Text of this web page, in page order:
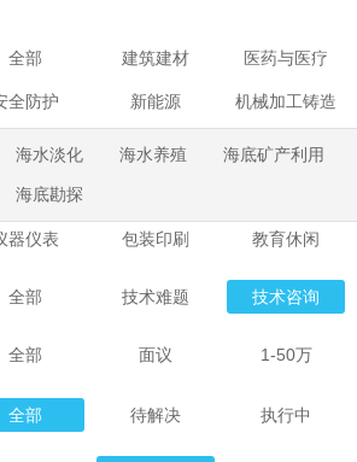
全部 建筑建材 医药与医疗
全防护 新能源 机械加工铸造
海水淡化 海水养殖 海底矿产利用
海底勘探
器仪表 包装印刷 教育休闲
全部 技术难题 技术咨询
全部 面议 1-50万
全部 待解决 执行中